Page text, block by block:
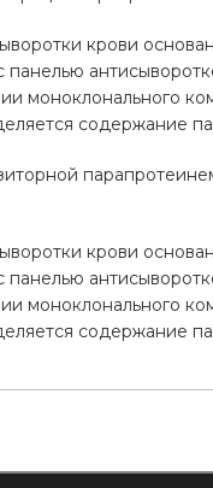
крови
моноклонального
содержание
крови
моноклонального
содержание